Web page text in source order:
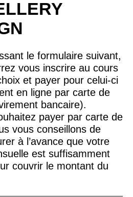
le formulaire suivant,
vous inscrire au cours
et payer pour celui-ci
en ligne par carte de
bancaire).
payer par carte de
vous conseillons de
à l’avance que votre
est suffisamment
couvrir le montant du